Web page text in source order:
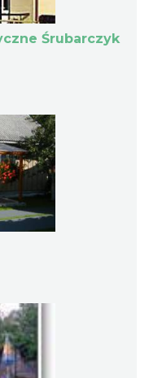
Śrubarczyk